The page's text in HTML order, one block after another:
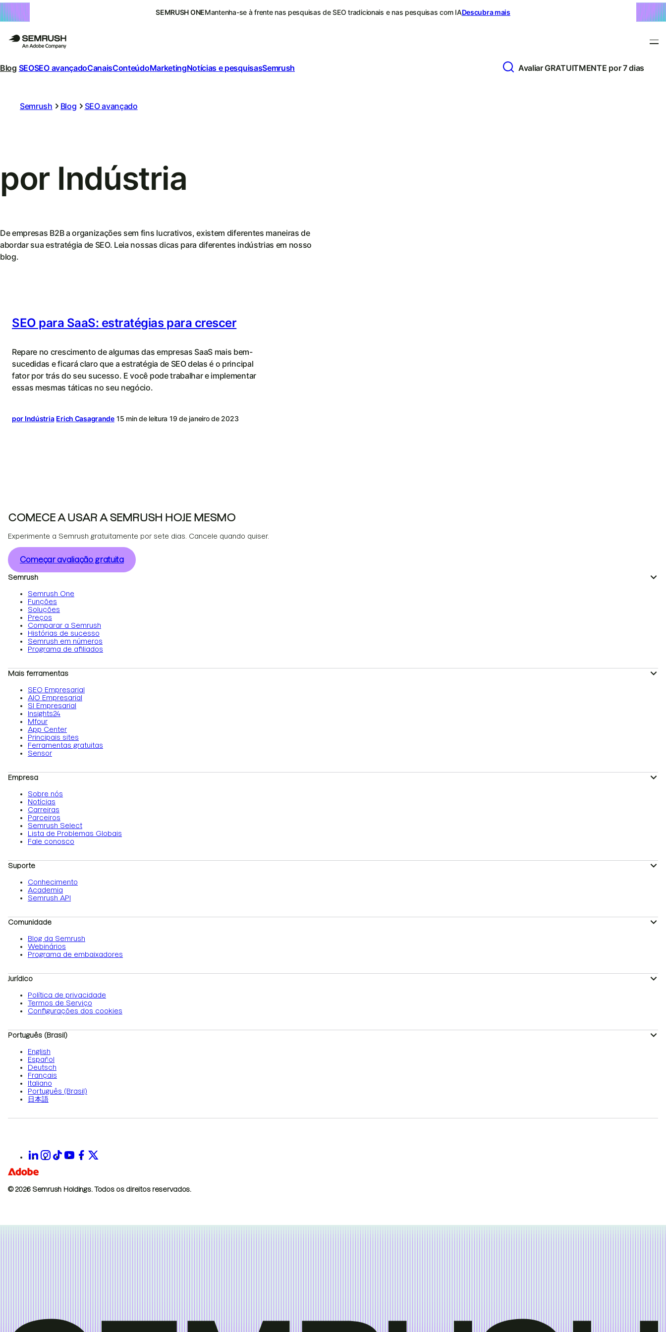
SEMRUSH ONEMantenha-se à frente nas pesquisas de SEO tradicionais e nas pesquisas com IADescubra mais
Blog SEOSEO avançadoCanaisConteúdoMarketingNotícias e pesquisasSemrush Avaliar GRATUITMENTE por 7 dias
Semrush Blog SEO avançado
por Indústria
De empresas B2B a organizações sem fins lucrativos, existem diferentes maneiras de
abordar sua estratégia de SEO. Leia nossas dicas para diferentes indústrias em nosso
blog.
SEO para SaaS: estratégias para crescer
Repare no crescimento de algumas das empresas SaaS mais bem-
sucedidas e ficará claro que a estratégia de SEO delas é o principal
fator por trás do seu sucesso. E você pode trabalhar e implementar
essas mesmas táticas no seu negócio.
por Indústria Erich Casagrande 15 min de leitura 19 de janeiro de 2023
COMECE A USAR A SEMRUSH HOJE MESMO
Experimente a Semrush gratuitamente por sete dias. Cancele quando quiser.
Começar avaliação gratuita
Semrush
Semrush One
Funções
Soluções
Preços
Comparar a Semrush
Histórias de sucesso
Semrush em números
Programa de afiliados
Mais ferramentas
SEO Empresarial
AIO Empresarial
SI Empresarial
Insights24
Mfour
App Center
Principais sites
Ferramentas gratuitas
Sensor
Empresa
Sobre nós
Notícias
Carreiras
Parceiros
Semrush Select
Lista de Problemas Globais
Fale conosco
Suporte
Conhecimento
Academia
Semrush API
Comunidade
Blog da Semrush
Webinários
Programa de embaixadores
Jurídico
Política de privacidade
Termos de Serviço
Configurações dos cookies
Português (Brasil)
English
Español
Deutsch
Français
Italiano
Português (Brasil)
日本語
© 2026 Semrush Holdings. Todos os direitos reservados.